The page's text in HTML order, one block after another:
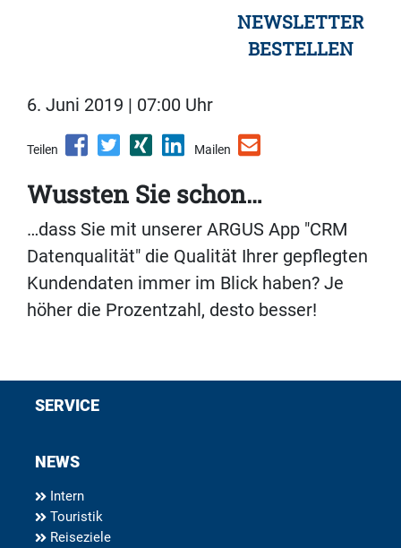
NEWSLETTER
BESTELLEN
6. Juni 2019 | 07:00 Uhr
Teilen Mailen
Wussten Sie schon…
…dass Sie mit unserer ARGUS App "CRM
Datenqualität" die Qualität Ihrer gepflegten
Kundendaten immer im Blick haben? Je
höher die Prozentzahl, desto besser!
SERVICE
NEWS
Intern
Touristik
Reiseziele